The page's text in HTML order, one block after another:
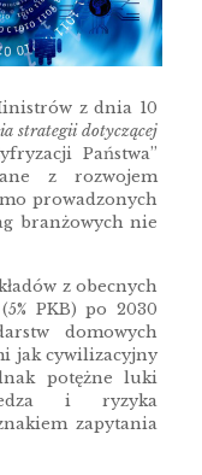
z dnia 10
strategii dotyczącej
Państwa”
z rozwojem
prowadzonych
branżowych nie
z obecnych
PKB) po 2030
domowych
jak cywilizacyjny
potężne luki
i ryzyka
zapytania